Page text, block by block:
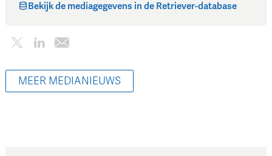
Bekijk de mediagegevens in de Retriever-database
MEER MEDIANIEUWS